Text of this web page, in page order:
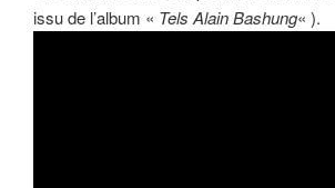
issu de l’album « Tels Alain Bashung« ).